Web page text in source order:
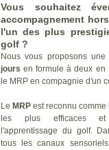
Vous souhaitez
accompagnement
l'un des plus
golf ?
Nous vous proposons
jours en formule à deux en
le MRP en compagnie d'un
Le MRPest reconnu comme
les plus efficaces et
l'apprentissage du golf.
tous les canaux